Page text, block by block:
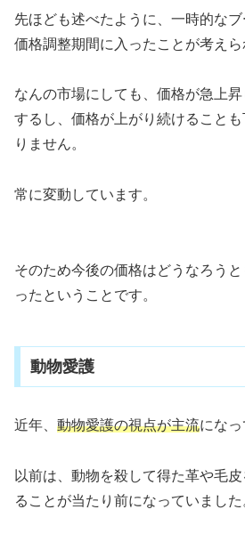
先ほども述べたように、一時的なブ
価格調整期間に入ったことが考えら
なんの市場にしても、価格が急上
するし、価格が上がり続けること
りません。
常に変動しています。
そのため今後の価格はどうなろう
ったということです。
動物愛護
近年、 動物愛護の視点が主流になっ
以前は、動物を殺して得た革や毛
ることが当たり前になっていました